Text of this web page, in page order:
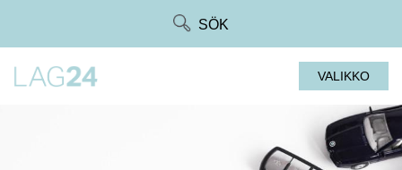
SÖK
VALIKKO